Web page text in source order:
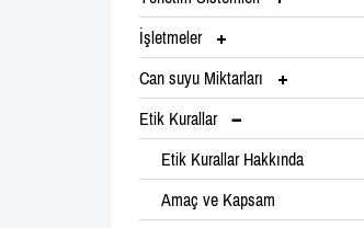
İşletmeler
Can suyu Miktarları
Etik Kurallar
Etik Kurallar Hakkında
Amaç ve Kapsam